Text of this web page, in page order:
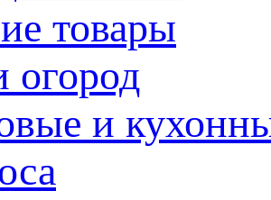
товары
огород
и